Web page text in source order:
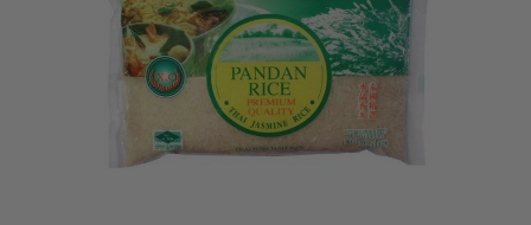
Niet op voorraad
2,89 Verpakt per 1kg